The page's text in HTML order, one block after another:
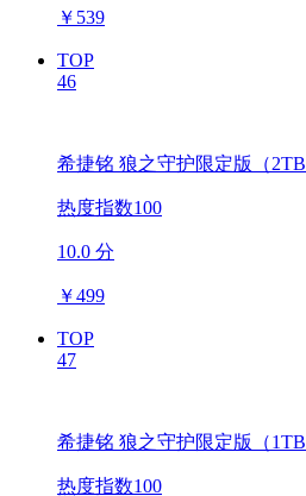
￥ 539
TOP
46
希捷铭 狼之守护限定版（2TB
热度指数100
10.0 分
￥499
TOP
47
希捷铭 狼之守护限定版（1TB
热度指数100